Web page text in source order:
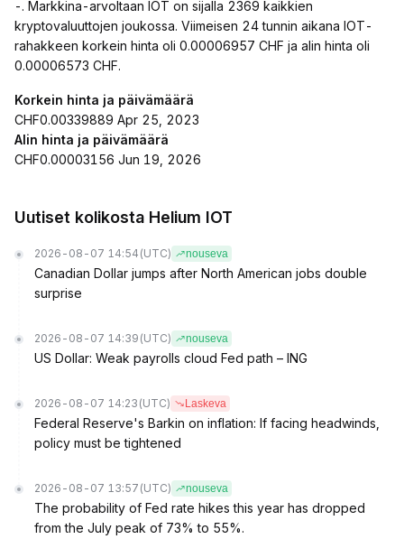
-. Markkina-arvoltaan IOT on sijalla 2369 kaikkien
kryptovaluuttojen joukossa. Viimeisen 24 tunnin aikana IOT-
rahakkeen korkein hinta oli 0.00006957 CHF ja alin hinta oli
0.00006573 CHF.
Korkein hinta ja päivämäärä
CHF0.00339889 Apr 25, 2023
Alin hinta ja päivämäärä
CHF0.00003156 Jun 19, 2026
Uutiset kolikosta Helium IOT
2026-08-07 14:54 (UTC) nouseva
Canadian Dollar jumps after North American jobs double
surprise
2026-08-07 14:39 (UTC) nouseva
US Dollar: Weak payrolls cloud Fed path – ING
2026-08-07 14:23 (UTC) Laskeva
Federal Reserve's Barkin on inflation: If facing headwinds,
policy must be tightened
2026-08-07 13:57 (UTC) nouseva
The probability of Fed rate hikes this year has dropped
from the July peak of 73% to 55%.